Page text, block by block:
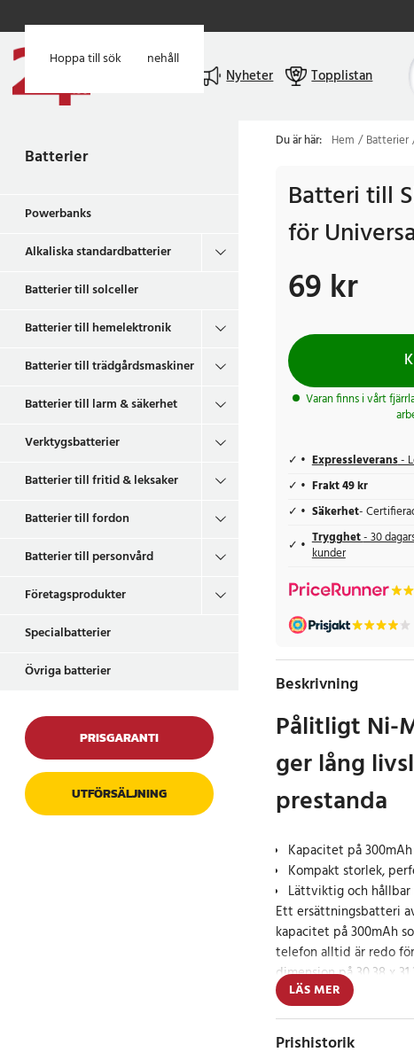
Hoppa till huvudinnehåll
Hoppa till sök
Nyheter Topplistan
Batterier
Powerbanks
Alkaliska standardbatterier
Batterier till solceller
Batterier till hemelektronik
Batterier till trädgårdsmaskiner
Batterier till larm & säkerhet
Verktygsbatterier
Batterier till fritid & leksaker
Batterier till fordon
Batterier till personvård
Företagsprodukter
Specialbatterier
Övriga batterier
PRISGARANTI
UTFÖRSÄLJNING
Du är här: Hem Batterier
Batteri till
för
Pris:69 kr
69 kr
Varan finns i vårt
Expressleverans-
Frakt 49 kr
Säkerhet-
Trygghet- 30
kunder
Beskrivning
Pålitligt Ni-
ger lång
prestanda
Kapacitet på
Kompakt storlek,
Lättviktig och hållbar
Ett ersättningsbatteri
kapacitet på 300mAh
telefon alltid är redo
dimension på 30,38 x
batteri smidigt i de
Specifikation
- Kapacitet: 300mAh
LÄS MER
Prishistorik